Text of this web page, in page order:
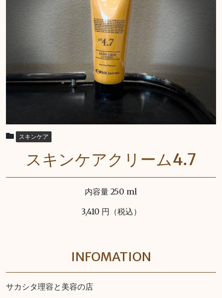
スキンケア
スキンケアクリーム4.7
内容量 250 ml
3,410 円（税込）
INFOMATION
サカシタ理容と美容の店